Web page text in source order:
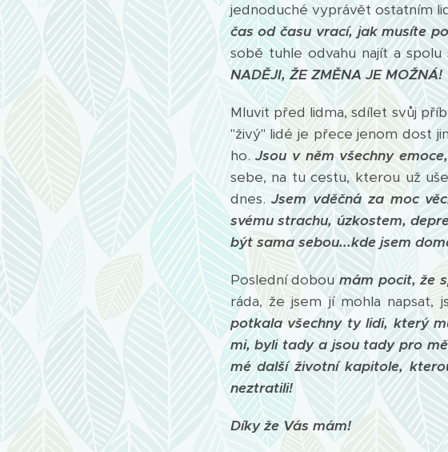
jednoduché vyprávět ostatním
čas od času vrací, jak musíte
sobě tuhle odvahu najít a
NADĚJI, ŽE ZMĚNA JE MOŽNÁ!
Mluvit před lidma, sdílet svůj
"živý" lidé je přece jenom dost
ho.Jsou v něm všechny emoce,
sebe, na tu cestu, kterou už
dnes.Jsem vděčná za moc
svému strachu, úzkostem,
být sama sebou...kde jsem
Poslední doboumám pocit, že
ráda, že jsem jí mohla napsat,
potkala všechny ty lidi, který
mi, byli tady a jsou tady pro
mé další životní kapitole,
neztratili!
Díky že Vás mám!